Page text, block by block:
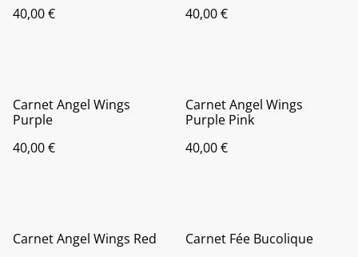
40,00 €
40,00 €
Carnet Angel Wings
Purple
40,00 €
Carnet Angel Wings
Purple Pink
40,00 €
Carnet Angel Wings Red
Carnet Fée Bucolique